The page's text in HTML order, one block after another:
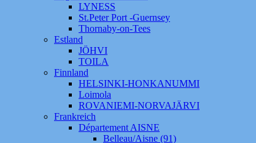
LYNESS
St.Peter Port -Guernsey
Thornaby-on-Tees
Estland
JÖHVI
TOILA
Finnland
HELSINKI-HONKANUMMI
Loimola
ROVANIEMI-NORVAJÄRVI
Frankreich
Département AISNE
Belleau/Aisne (91)